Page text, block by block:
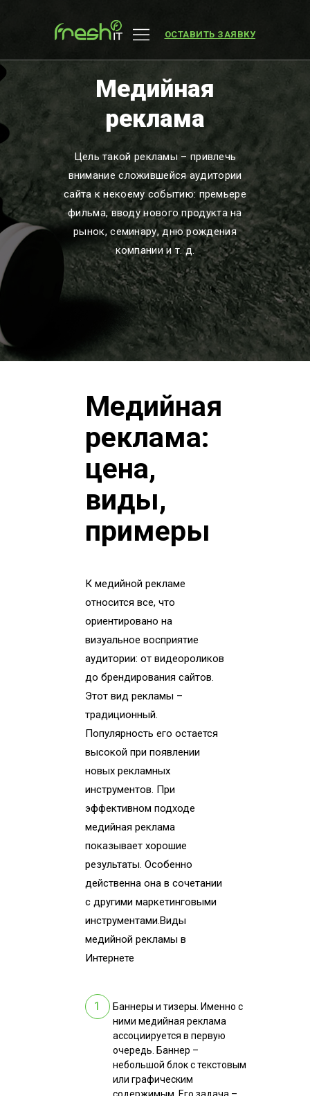
ОСТАВИТЬ ЗАЯВКУ
Медийная
реклама
Цель такой рекламы – привлечь
внимание сложившейся аудитории
сайта к некоему событию: премьере
фильма, вводу нового продукта на
рынок, семинару, дню рождения
компании и т. д.
Медийная
реклама:
цена,
виды,
примеры
К медийной рекламе
относится все, что
ориентировано на
визуальное восприятие
аудитории: от видеороликов
до брендирования сайтов.
Этот вид рекламы –
традиционный.
Популярность его остается
высокой при появлении
новых рекламных
инструментов. При
эффективном подходе
медийная реклама
показывает хорошие
результаты. Особенно
действенна она в сочетании
с другими маркетинговыми
инструментами.Виды
медийной рекламы в
Интернете
Баннеры и тизеры. Именно с
ними медийная реклама
ассоциируется в первую
очередь. Баннер –
небольшой блок с текстовым
или графическим